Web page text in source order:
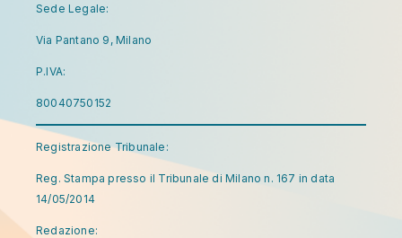
Sede Legale:
Via Pantano 9, Milano
P.IVA:
80040750152
Registrazione Tribunale:
Reg. Stampa presso il Tribunale di Milano n. 167 in data
14/05/2014
Redazione: